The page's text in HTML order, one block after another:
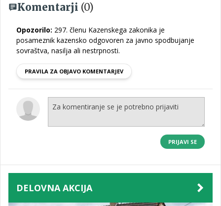
Komentarji (0)
Opozorilo: 297. členu Kazenskega zakonika je
posameznik kazensko odgovoren za javno spodbujanje
sovraštva, nasilja ali nestrpnosti.
PRAVILA ZA OBJAVO KOMENTARJEV
PRIJAVI SE
DELOVNA AKCIJA